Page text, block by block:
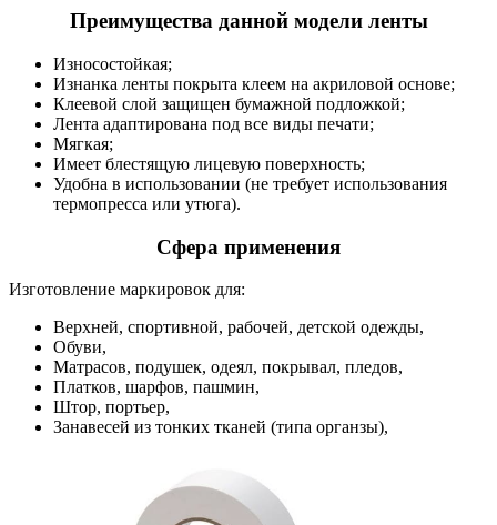
Преимущества данной модели ленты
Износостойкая;
Изнанка ленты покрыта клеем на акриловой основе;
Клеевой слой защищен бумажной подложкой;
Лента адаптирована под все виды печати;
Мягкая;
Имеет блестящую лицевую поверхность;
Удобна в использовании (не требует использования
термопресса или утюга).
Сфера применения
Изготовление маркировок для:
Верхней, спортивной, рабочей, детской одежды,
Обуви,
Матрасов, подушек, одеял, покрывал, пледов,
Платков, шарфов, пашмин,
Штор, портьер,
Занавесей из тонких тканей (типа органзы),